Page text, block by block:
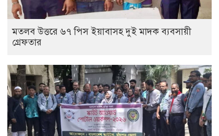
মতলব উত্তরে ৬৭ পিস ইয়াবাসহ দুই মাদক ব্যবসায়ী
গ্রেফতার